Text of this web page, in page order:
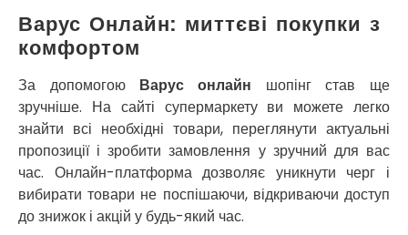
Варус Онлайн: миттєві покупки з
комфортом
За допомогою Варус онлайн шопінг став ще
зручніше. На сайті супермаркету ви можете легко
знайти всі необхідні товари, переглянути актуальні
пропозиції і зробити замовлення у зручний для вас
час. Онлайн-платформа дозволяє уникнути черг і
вибирати товари не поспішаючи, відкриваючи доступ
до знижок і акцій у будь-який час.
Рівне
Рудне
Самбір
Щасливе
Шепетівка
Шостка
Шпола
Синельникове
Славута
Славутич
Слобожанське